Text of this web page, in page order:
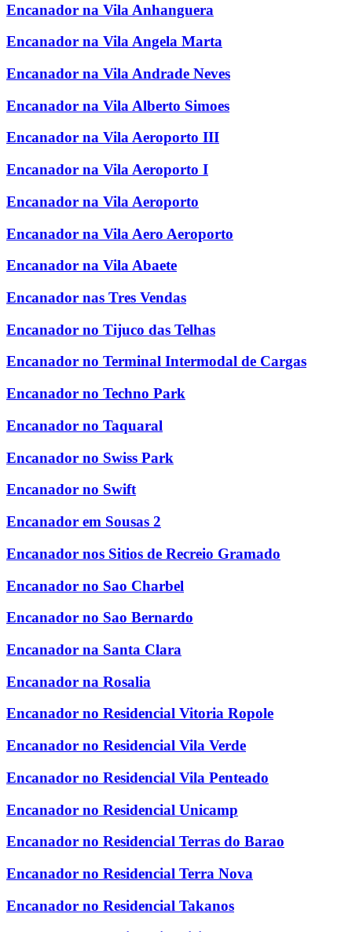
Encanador na Vila Anhanguera
Encanador na Vila Angela Marta
Encanador na Vila Andrade Neves
Encanador na Vila Alberto Simoes
Encanador na Vila Aeroporto III
Encanador na Vila Aeroporto I
Encanador na Vila Aeroporto
Encanador na Vila Aero Aeroporto
Encanador na Vila Abaete
Encanador nas Tres Vendas
Encanador no Tijuco das Telhas
Encanador no Terminal Intermodal de Cargas
Encanador no Techno Park
Encanador no Taquaral
Encanador no Swiss Park
Encanador no Swift
Encanador em Sousas 2
Encanador nos Sitios de Recreio Gramado
Encanador no Sao Charbel
Encanador no Sao Bernardo
Encanador na Santa Clara
Encanador na Rosalia
Encanador no Residencial Vitoria Ropole
Encanador no Residencial Vila Verde
Encanador no Residencial Vila Penteado
Encanador no Residencial Unicamp
Encanador no Residencial Terras do Barao
Encanador no Residencial Terra Nova
Encanador no Residencial Takanos